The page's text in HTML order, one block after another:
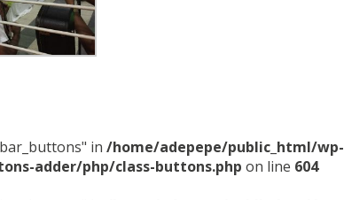
in /home/adepepe/public_html/wp-
adder/php/class-buttons.php on line 604